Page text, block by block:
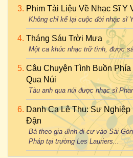
Phim Tài Liệu Về Nhạc Sĩ Y
Không chỉ kể lại cuộc đời nhạc sĩ
Tháng Sáu Trời Mưa
Một ca khúc nhạc trữ tình, được
Câu Chuyện Tình Buồn
Qua Núi
Tàu anh qua núi được nhạc sĩ
Danh Ca Lệ Thu: Sự
Đận
Bà theo gia đình di cư vào Sài
Pháp tại trường Les Lauriers...